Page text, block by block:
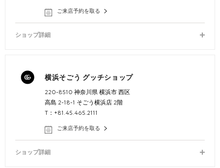
ご来店予約を取る
ショップ詳細
横浜そごう グッチショップ
220-8510 神奈川県 横浜市 西区
高島 2-18-1 そごう横浜店 2階
T：+81.45.465.2111
ご来店予約を取る
ショップ詳細